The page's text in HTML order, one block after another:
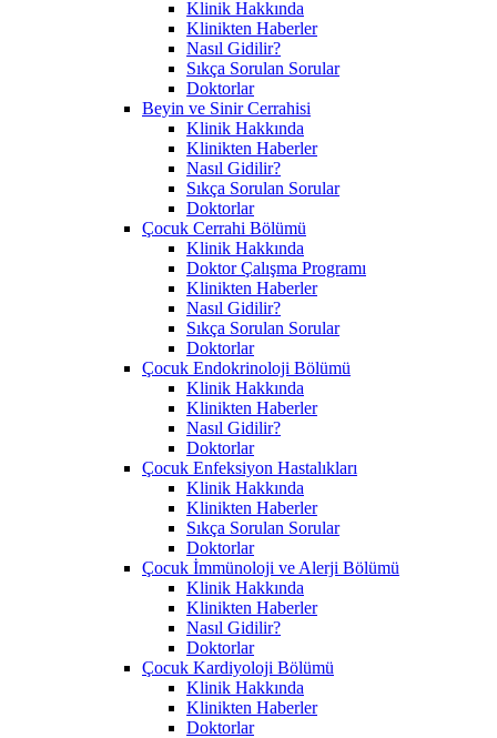
Klinik Hakkında
Klinikten Haberler
Nasıl Gidilir?
Sıkça Sorulan Sorular
Doktorlar
Beyin ve Sinir Cerrahisi
Klinik Hakkında
Klinikten Haberler
Nasıl Gidilir?
Sıkça Sorulan Sorular
Doktorlar
Çocuk Cerrahi Bölümü
Klinik Hakkında
Doktor Çalışma Programı
Klinikten Haberler
Nasıl Gidilir?
Sıkça Sorulan Sorular
Doktorlar
Çocuk Endokrinoloji Bölümü
Klinik Hakkında
Klinikten Haberler
Nasıl Gidilir?
Doktorlar
Çocuk Enfeksiyon Hastalıkları
Klinik Hakkında
Klinikten Haberler
Sıkça Sorulan Sorular
Doktorlar
Çocuk İmmünoloji ve Alerji Bölümü
Klinik Hakkında
Klinikten Haberler
Nasıl Gidilir?
Doktorlar
Çocuk Kardiyoloji Bölümü
Klinik Hakkında
Klinikten Haberler
Doktorlar